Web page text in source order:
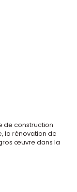
de construction
la rénovation de
œuvre dans la